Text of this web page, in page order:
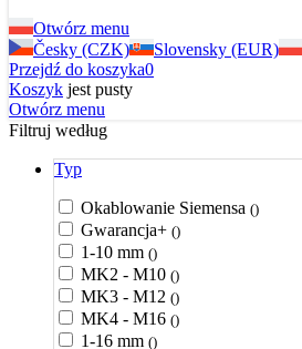
Otwórz menu
Česky (CZK)
Slovensky (EUR)
Przejdź do koszyka0
Koszyk jest pusty
Otwórz menu
Filtruj według
Typ
Okablowanie Siemensa ()
Gwarancja+ ()
1-10 mm ()
MK2 - M10 ()
MK3 - M12 ()
MK4 - M16 ()
1-16 mm ()